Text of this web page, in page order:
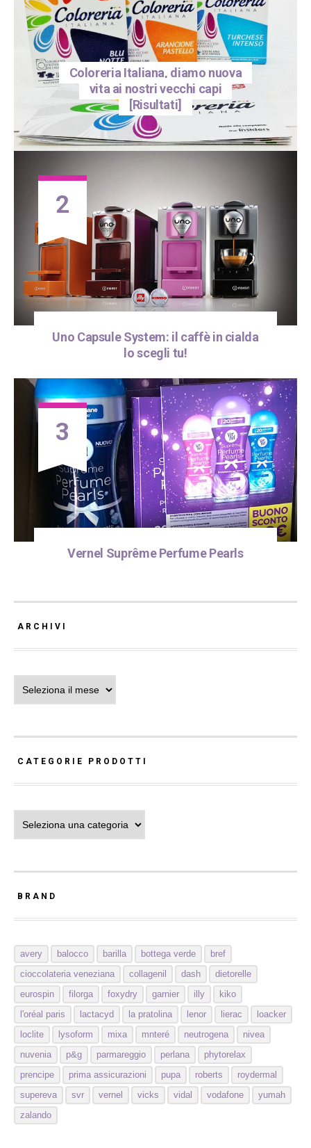
Coloreria Italiana, diamo nuova
vita ai nostri vecchi capi
[Risultati]
2
Uno Capsule System: il caffè in cialda
lo scegli tu!
3
Vernel Suprême Perfume Pearls
ARCHIVI
CATEGORIE PRODOTTI
BRAND
avery balocco barilla bottega verde
bref
cioccolateria veneziana
collagenil dash
dietorelle
eurospin
filorga foxydry garnier illy
kiko
l'oréal paris
lactacyd la pratolina lenor lierac
loacker
loclite
lysoform mixa mnteré neutrogena
nivea
nuvenia
p&g parmareggio perlana
phytorelax
prencipe
prima assicurazioni pupa roberts
roydermal
supereva
svr vernel vicks vidal vodafone
yumah
zalando